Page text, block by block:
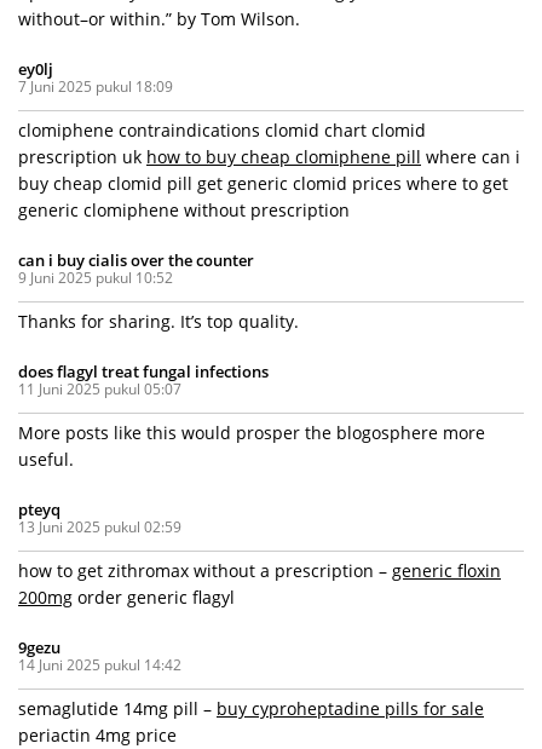
without–or within.” by Tom Wilson.
ey0lj
7 Juni 2025 pukul 18:09
clomiphene contraindications clomid chart clomid
prescription uk how to buy cheap clomiphene pill where can i
buy cheap clomid pill get generic clomid prices where to get
generic clomiphene without prescription
can i buy cialis over the counter
9 Juni 2025 pukul 10:52
Thanks for sharing. It’s top quality.
does flagyl treat fungal infections
11 Juni 2025 pukul 05:07
More posts like this would prosper the blogosphere more
useful.
pteyq
13 Juni 2025 pukul 02:59
how to get zithromax without a prescription – generic floxin
200mg order generic flagyl
9gezu
14 Juni 2025 pukul 14:42
semaglutide 14mg pill – buy cyproheptadine pills for sale
periactin 4mg price